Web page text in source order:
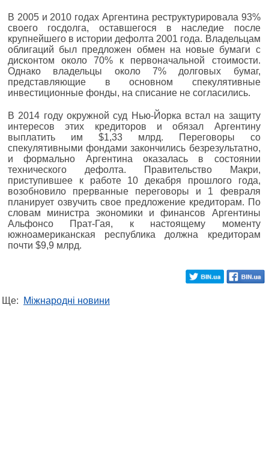
В 2005 и 2010 годах Аргентина реструктурировала 93%
своего госдолга, оставшегося в наследие после
крупнейшего в истории дефолта 2001 года. Владельцам
облигаций был предложен обмен на новые бумаги с
дисконтом около 70% к первоначальной стоимости.
Однако владельцы около 7% долговых бумаг,
представляющие в основном спекулятивные
инвестиционные фонды, на списание не согласились.
В 2014 году окружной суд Нью-Йорка встал на защиту
интересов этих кредиторов и обязал Аргентину
выплатить им $1,33 млрд. Переговоры со
спекулятивными фондами закончились безрезультатно,
и формально Аргентина оказалась в состоянии
технического дефолта. Правительство Макри,
приступившее к работе 10 декабря прошлого года,
возобновило прерванные переговоры и 1 февраля
планирует озвучить свое предложение кредиторам. По
словам министра экономики и финансов Аргентины
Альфонсо Прат-Гая, к настоящему моменту
южноамериканская республика должна кредиторам
почти $9,9 млрд.
Ще: Міжнародні новини